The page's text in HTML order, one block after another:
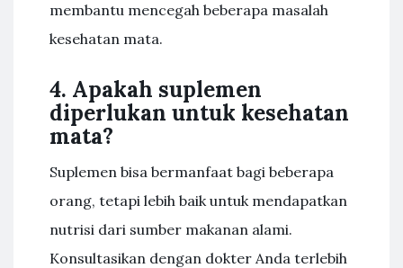
membantu mencegah beberapa masalah
kesehatan mata.
4. Apakah suplemen
diperlukan untuk kesehatan
mata?
Suplemen bisa bermanfaat bagi beberapa
orang, tetapi lebih baik untuk mendapatkan
nutrisi dari sumber makanan alami.
Konsultasikan dengan dokter Anda terlebih